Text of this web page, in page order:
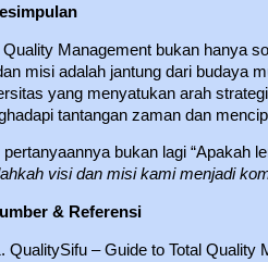
Quality Management bukan hanya
misi adalah jantung dari budaya
yang menyatukan arah
tantangan zaman dan
pertanyaannya bukan lagi “Apakah
visi dan misi kami menjadi
& Referensi
QualitySifu – Guide to Total Quality